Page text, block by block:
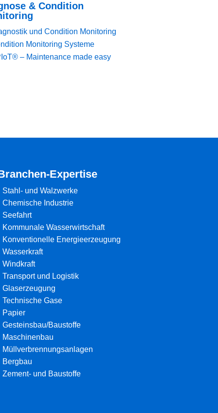
& Condition
und Condition Monitoring
Monitoring Systeme
– Maintenance made easy
Expertise
Stahl- und Walzwerke
Chemische Industrie
Seefahrt
Kommunale Wasserwirtschaft
Konventionelle Energieerzeugung
Wasserkraft
Windkraft
Transport und Logistik
Glaserzeugung
Technische Gase
Papier
Gesteinsbau/Baustoffe
Maschinenbau
Müllverbrennungsanlagen
Bergbau
Zement- und Baustoffe